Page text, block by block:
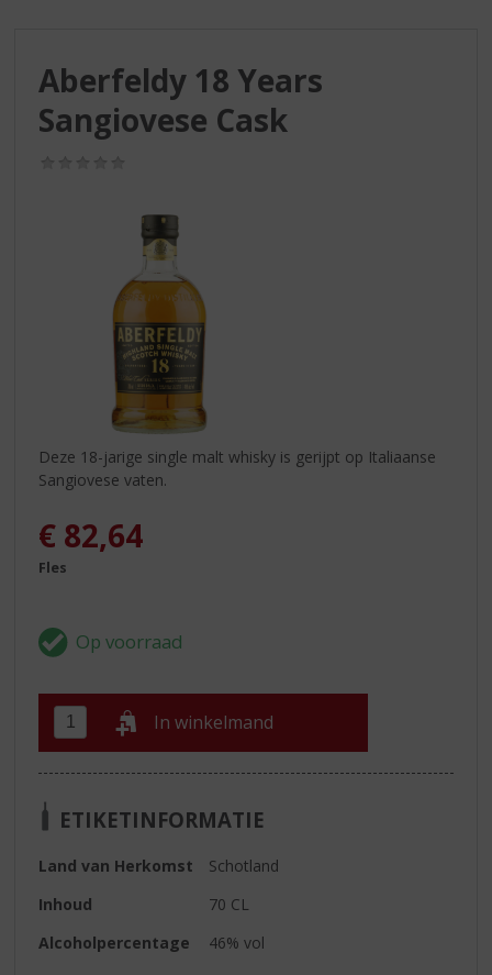
Aberfeldy 18 Years
Sangiovese Cask
Deze 18-jarige single malt whisky is gerijpt op Italiaanse
Sangiovese vaten.
€ 82,64
Fles
In winkelmand
ETIKETINFORMATIE
Land van Herkomst
Schotland
Inhoud
70 CL
Alcoholpercentage
46% vol